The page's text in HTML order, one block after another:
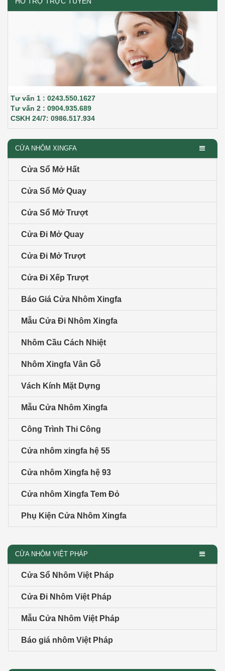
Tư vấn 1 : 0243.550.1627
Tư vấn 2 : 0904.935.689
CSKH 24/7: 0986.517.934
CỬA NHÔM XINGFA
Cửa Sổ Mở Hất
Cửa Sổ Mở Quay
Cửa Sổ Mở Trượt
Cửa Đi Mở Quay
Cửa Đi Mở Trượt
Cửa Đi Xếp Trượt
Báo Giá Cửa Nhôm Xingfa
Mẫu Cửa Đi Nhôm Xingfa
Nhôm Cầu Cách Nhiệt
Nhôm Xingfa Vân Gỗ
Vách Kính Mặt Dựng
Mẫu Cửa Nhôm Xingfa
Công Trình Thi Công
Cửa nhôm xingfa hệ 55
Cửa nhôm Xingfa hệ 93
Cửa nhôm Xingfa Tem Đỏ
Phụ Kiện Cửa Nhôm Xingfa
CỬA NHÔM VIỆT PHÁP
Cửa Sổ Nhôm Việt Pháp
Cửa Đi Nhôm Việt Pháp
Mẫu Cửa Nhôm Việt Pháp
Báo giá nhôm Việt Pháp